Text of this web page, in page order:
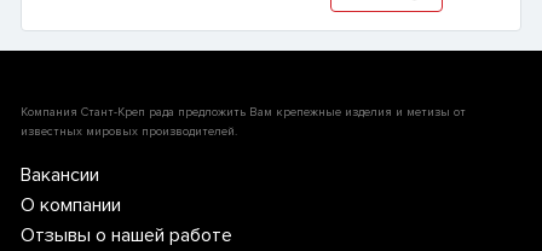
Компания Стант-Креп рада предложить Вам крепежные изделия и метизы от
известных мировых производителей.
Вакансии
О компании
Отзывы о нашей работе